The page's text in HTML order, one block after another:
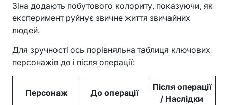
Зіна додають побутового колориту, показуючи, як
експеримент руйнує звичне життя звичайних
людей.
Для зручності ось порівняльна таблиця ключових
персонажів до і після операції:
Персонаж До операції
Після операції
/ Наслідки